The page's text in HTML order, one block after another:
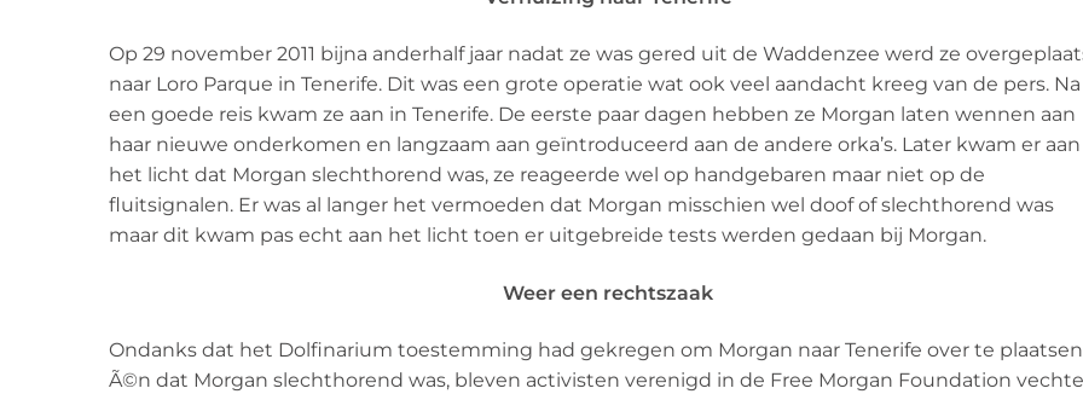
Op 29 november 2011 bijna anderhalf jaar nadat ze was gered uit de Waddenzee werd ze
naar Loro Parque in Tenerife. Dit was een grote operatie wat ook veel aandacht kreeg van de pers. Na
een goede reis kwam ze aan in Tenerife. De eerste paar dagen hebben ze Morgan laten wennen aan
haar nieuwe onderkomen en langzaam aan geïntroduceerd aan de andere orka’s. Later kwam er aan
het licht dat Morgan slechthorend was, ze reageerde wel op handgebaren maar niet op de
fluitsignalen. Er was al langer het vermoeden dat Morgan misschien wel doof of slechthorend was
maar dit kwam pas echt aan het licht toen er uitgebreide tests werden gedaan bij Morgan.
Weer een rechtszaak
Ondanks dat het Dolfinarium toestemming had gekregen om Morgan naar Tenerife over te
Ã©n dat Morgan slechthorend was, bleven activisten verenigd in de Free Morgan Foundation